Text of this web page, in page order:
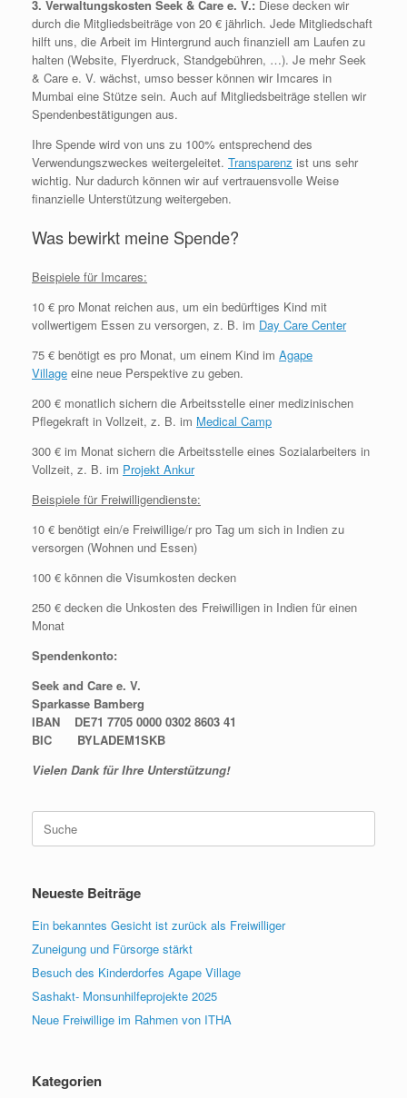
3. Verwaltungskosten Seek & Care e. V.: Diese decken wir
durch die Mitgliedsbeiträge von 20 € jährlich. Jede Mitgliedschaft
hilft uns, die Arbeit im Hintergrund auch finanziell am Laufen zu
halten (Website, Flyerdruck, Standgebühren, …). Je mehr Seek
& Care e. V. wächst, umso besser können wir Imcares in
Mumbai eine Stütze sein. Auch auf Mitgliedsbeiträge stellen wir
Spendenbestätigungen aus.
Ihre Spende wird von uns zu 100% entsprechend des
Verwendungszweckes weitergeleitet. Transparenz ist uns sehr
wichtig. Nur dadurch können wir auf vertrauensvolle Weise
finanzielle Unterstützung weitergeben.
Was bewirkt meine Spende?
Beispiele für Imcares:
10 € pro Monat reichen aus, um ein bedürftiges Kind mit
vollwertigem Essen zu versorgen, z. B. im Day Care Center
75 € benötigt es pro Monat, um einem Kind im Agape
Village eine neue Perspektive zu geben.
200 € monatlich sichern die Arbeitsstelle einer medizinischen
Pflegekraft in Vollzeit, z. B. im Medical Camp
300 € im Monat sichern die Arbeitsstelle eines Sozialarbeiters in
Vollzeit, z. B. im Projekt Ankur
Beispiele für Freiwilligendienste:
10 € benötigt ein/e Freiwillige/r pro Tag um sich in Indien zu
versorgen (Wohnen und Essen)
100 € können die Visumkosten decken
250 € decken die Unkosten des Freiwilligen in Indien für einen
Monat
Spendenkonto:
Seek and Care e. V.
Sparkasse Bamberg
IBAN DE71 7705 0000 0302 8603 41
BIC BYLADEM1SKB
Vielen Dank für Ihre Unterstützung!
Suche
nach:
Neueste Beiträge
Ein bekanntes Gesicht ist zurück als Freiwilliger
Zuneigung und Fürsorge stärkt
Besuch des Kinderdorfes Agape Village
Sashakt- Monsunhilfeprojekte 2025
Neue Freiwillige im Rahmen von ITHA
Kategorien